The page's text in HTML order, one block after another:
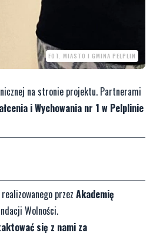
FOT. MIASTO I GMINA PELPLIN
na stronie projektu. Partnerami
i Wychowania nr 1 w Pelplinie
przez Akademię
Wolności.
się z nami za